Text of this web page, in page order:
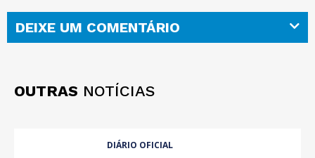
DEIXE UM COMENTÁRIO
OUTRAS NOTÍCIAS
DIÁRIO OFICIAL